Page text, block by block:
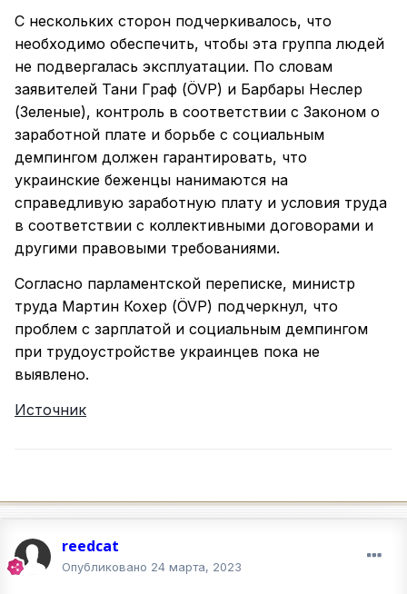
С нескольких сторон подчеркивалось, что
необходимо обеспечить, чтобы эта группа людей
не подвергалась эксплуатации. По словам
заявителей Тани Граф (ÖVP) и Барбары Неслер
(Зеленые), контроль в соответствии с Законом о
заработной плате и борьбе с социальным
демпингом должен гарантировать, что
украинские беженцы нанимаются на
справедливую заработную плату и условия труда
в соответствии с коллективными договорами и
другими правовыми требованиями.
Согласно парламентской переписке, министр
труда Мартин Кохер (ÖVP) подчеркнул, что
проблем с зарплатой и социальным демпингом
при трудоустройстве украинцев пока не
выявлено.
Источник
reedcat
Опубликовано 24 марта, 2023